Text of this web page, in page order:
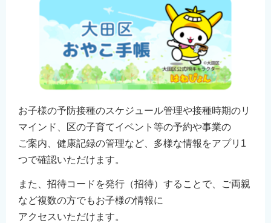
お子様の予防接種のスケジュール管理や接種時期のリ
マインド、区の子育てイベント等の予約や事業の
ご案内、健康記録の管理など、多様な情報をアプリ1
つで確認いただけます。
また、招待コードを発行（招待）することで、ご両親
など複数の方でもお子様の情報に
アクセスいただけます。